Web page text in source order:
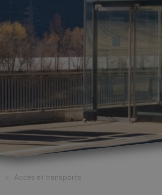
Librairie classique
Bouquinerie de la Potagère
Bouquinerie Atelier Polaris
Bouquinerie La Musette
Bouquinerie Bille - Chappaz
Infos pratiques
Accès et transports
Restauration
Accès et transports